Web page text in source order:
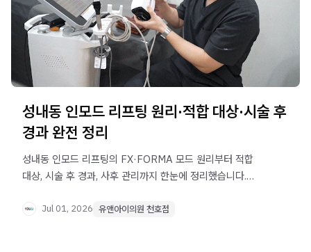
성내동 인모드 리프팅 원리·적합 대상·시술 후
경과 완전 정리
성내동 인모드 리프팅의 FX·FORMA 모드 원리부터 적합
대상, 시술 후 경과, 사후 관리까지 한눈에 정리했습니다.
Jul 01, 2026 유앤아이의원 천호점